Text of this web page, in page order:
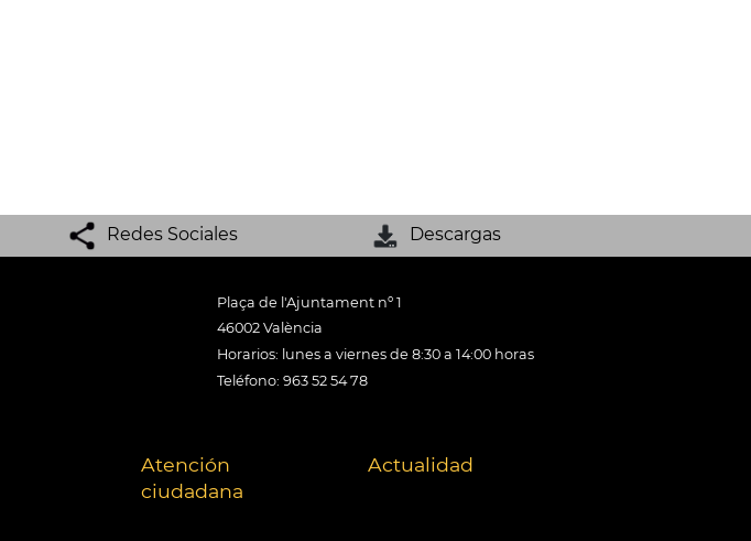
Redes Sociales Descargas
Plaça de l'Ajuntament nº 1
46002 València
Horarios: lunes a viernes de 8:30 a 14:00 horas
Teléfono: 963 52 54 78
Atención
ciudadana
Actualidad